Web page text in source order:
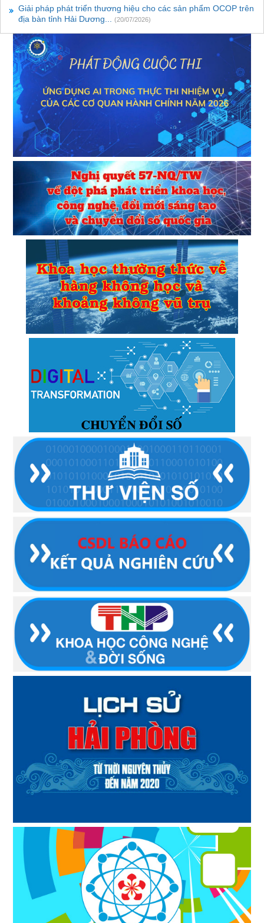
Giải pháp phát triển thương hiệu cho các sản phẩm OCOP trên
địa bàn tỉnh Hải Dương... (20/07/2026)